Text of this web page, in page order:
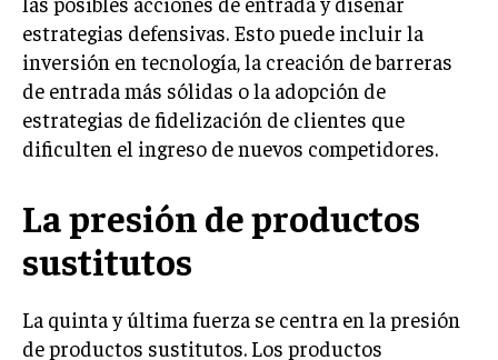
CALIDAD Y MEJORA CONTINUA
TALENTOS
RECURSOS HUMANOS Y GESTIÓN DEL
TALENTO
COMPENSACIÓN Y BENEFICIOS
RECLUTAMIENTO Y SELECCIÓN
DESARROLLO DE PERSONAL
CULTURA Y CLIMA ORGANIZACIONAL
estrategias defensivas. Esto puede incluir la
inversión en tecnología, la creación de barreras
de entrada más sólidas o la adopción de
estrategias de fidelización de clientes que
dificulten el ingreso de nuevos competidores.
La presión de productos
sustitutos
La quinta y última fuerza se centra en la presión
de productos sustitutos. Los productos